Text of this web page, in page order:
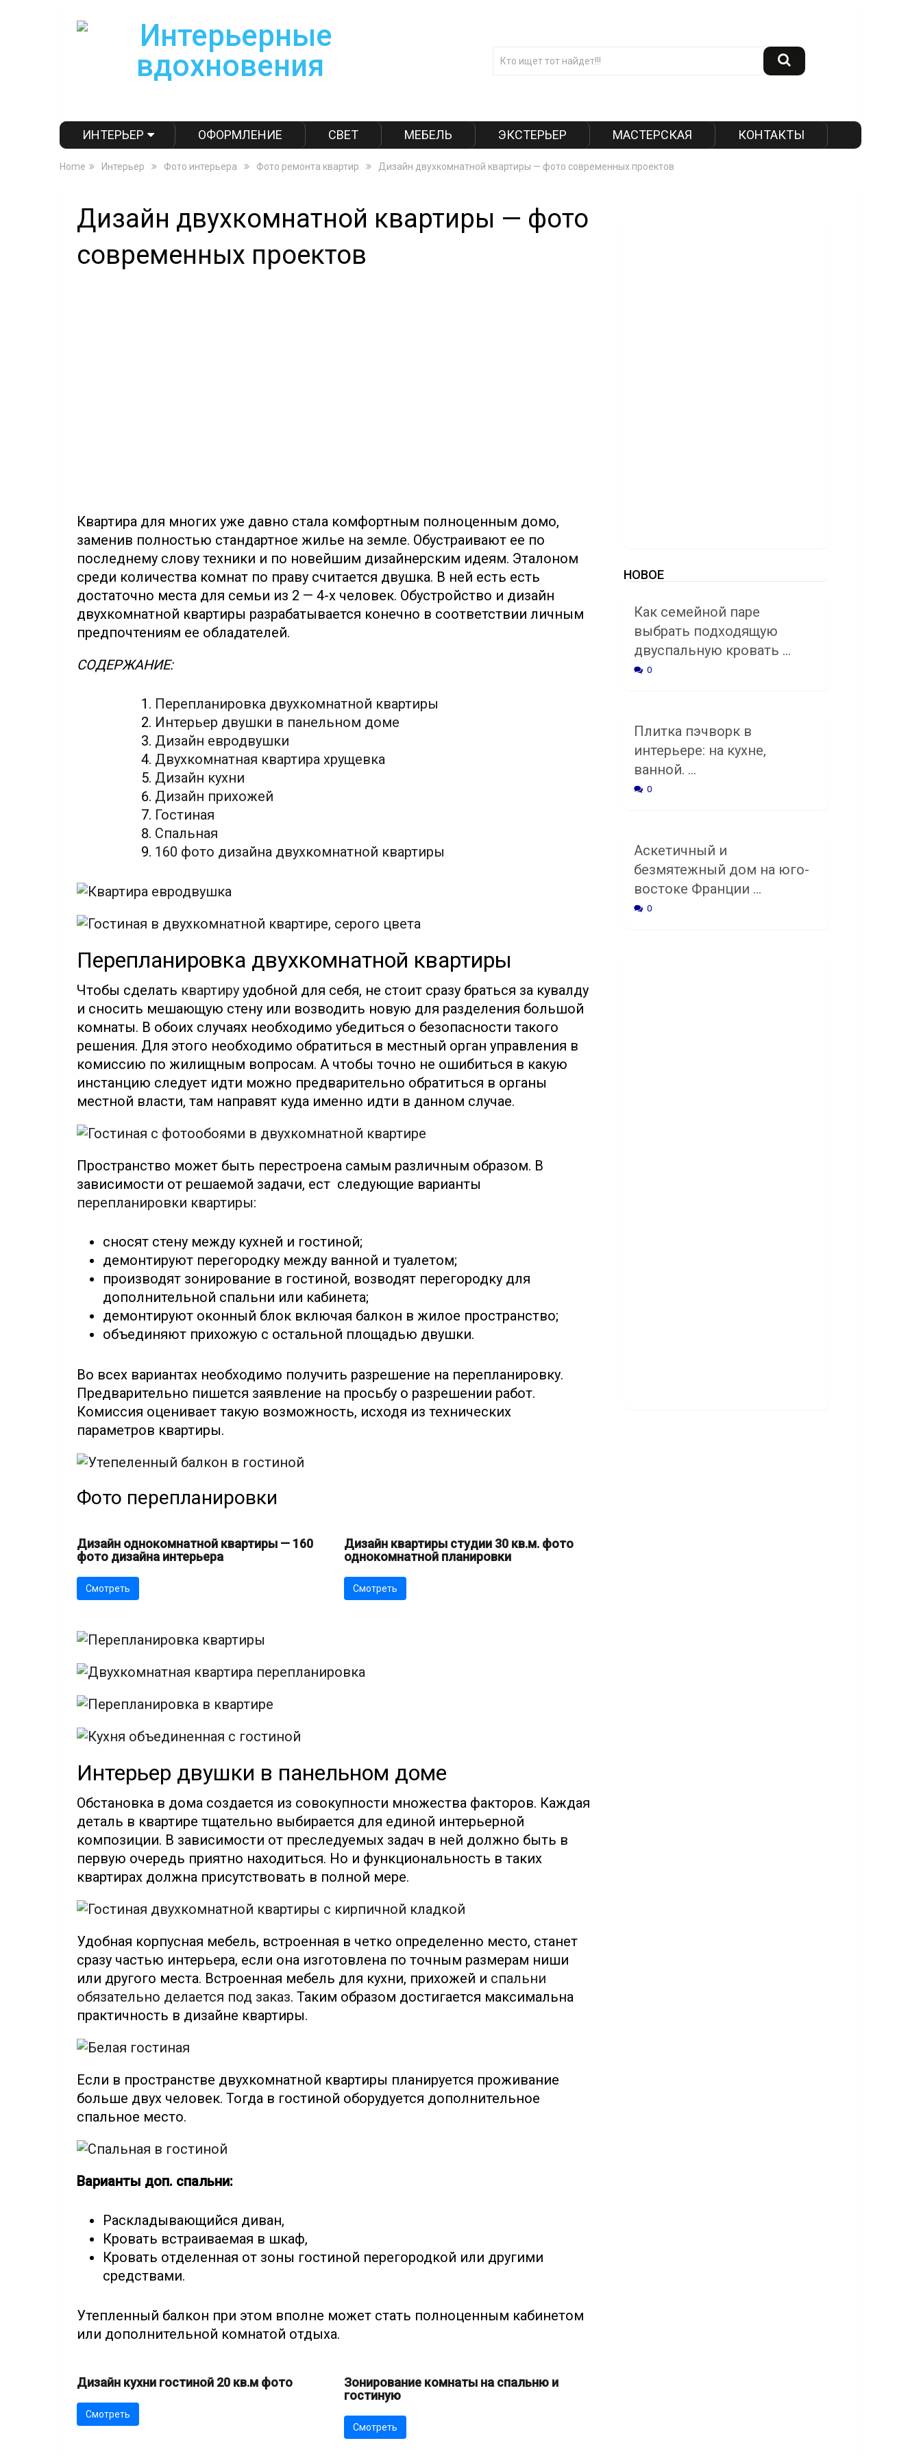
ИНТЕРЬЕР ОФОРМЛЕНИЕ СВЕТ МЕБЕЛЬ ЭКСТЕРЬЕР МАСТЕРСКАЯ КОНТАКТЫ
Home Интерьер Фото интерьера Фото ремонта квартир Дизайн двухкомнатной квартиры — фото современных проектов
Дизайн двухкомнатной квартиры — фото
современных проектов
Квартира для многих уже давно стала комфортным полноценным домо,
заменив полностью стандартное жилье на земле. Обустраивают ее по
последнему слову техники и по новейшим дизайнерским идеям. Эталоном
среди количества комнат по праву считается двушка. В ней есть есть
достаточно места для семьи из 2 — 4-х человек. Обустройство и дизайн
двухкомнатной квартиры разрабатывается конечно в соответствии личным
предпочтениям ее обладателей.
СОДЕРЖАНИЕ:
Перепланировка двухкомнатной квартиры
Интерьер двушки в панельном доме
Дизайн евродвушки
Двухкомнатная квартира хрущевка
Дизайн кухни
Дизайн прихожей
Гостиная
Спальная
160 фото дизайна двухкомнатной квартиры
Перепланировка двухкомнатной квартиры
Чтобы сделать квартиру удобной для себя, не стоит сразу браться за кувалду
и сносить мешающую стену или возводить новую для разделения большой
комнаты. В обоих случаях необходимо убедиться о безопасности такого
решения. Для этого необходимо обратиться в местный орган управления в
комиссию по жилищным вопросам. А чтобы точно не ошибиться в какую
инстанцию следует идти можно предварительно обратиться в органы
местной власти, там направят куда именно идти в данном случае.
Пространство может быть перестроена самым различным образом. В
зависимости от решаемой задачи, ест следующие варианты
перепланировки квартиры:
сносят стену между кухней и гостиной;
демонтируют перегородку между ванной и туалетом;
производят зонирование в гостиной, возводят перегородку для
дополнительной спальни или кабинета;
демонтируют оконный блок включая балкон в жилое пространство;
объединяют прихожую с остальной площадью двушки.
Во всех вариантах необходимо получить разрешение на перепланировку.
Предварительно пишется заявление на просьбу о разрешении работ.
Комиссия оценивает такую возможность, исходя из технических
параметров квартиры.
Фото перепланировки
Дизайн однокомнатной квартиры — 160
фото дизайна интерьера
Смотреть
Дизайн квартиры студии 30 кв.м. фото
однокомнатной планировки
Смотреть
Интерьер двушки в панельном доме
Обстановка в дома создается из совокупности множества факторов. Каждая
деталь в квартире тщательно выбирается для единой интерьерной
композиции. В зависимости от преследуемых задач в ней должно быть в
первую очередь приятно находиться. Но и функциональность в таких
квартирах должна присутствовать в полной мере.
Удобная корпусная мебель, встроенная в четко определенно место, станет
сразу частью интерьера, если она изготовлена по точным размерам ниши
или другого места. Встроенная мебель для кухни, прихожей и спальни
обязательно делается под заказ. Таким образом достигается максимальна
практичность в дизайне квартиры.
Если в пространстве двухкомнатной квартиры планируется проживание
больше двух человек. Тогда в гостиной оборудуется дополнительное
спальное место.
Варианты доп. спальни:
Раскладывающийся диван,
Кровать встраиваемая в шкаф,
Кровать отделенная от зоны гостиной перегородкой или другими
средствами.
Утепленный балкон при этом вполне может стать полноценным кабинетом
или дополнительной комнатой отдыха.
Дизайн кухни гостиной 20 кв.м фото
Смотреть
Зонирование комнаты на спальню и
гостиную
Смотреть
НОВОЕ
Как семейной паре
выбрать подходящую
двуспальную кровать …
0
Плитка пэчворк в
интерьере: на кухне,
ванной. …
0
Аскетичный и
безмятежный дом на юго-
востоке Франции …
0